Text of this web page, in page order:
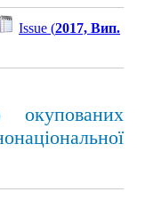
Issue (2017, Вип.
окупованих